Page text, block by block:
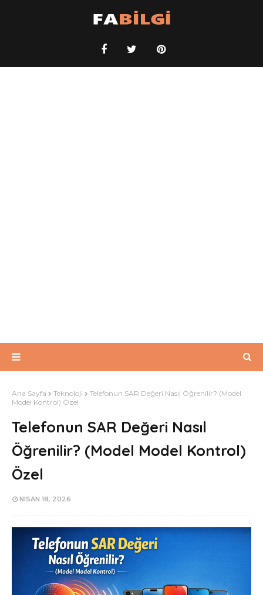
Ana Sayfa Teknoloji
Telefonun SAR Değeri Nasıl Öğrenilir? (Model
Model Kontrol) Özel
Telefonun SAR Değeri Nasıl
Öğrenilir? (Model Model Kontrol)
Özel
NISAN 18, 2026